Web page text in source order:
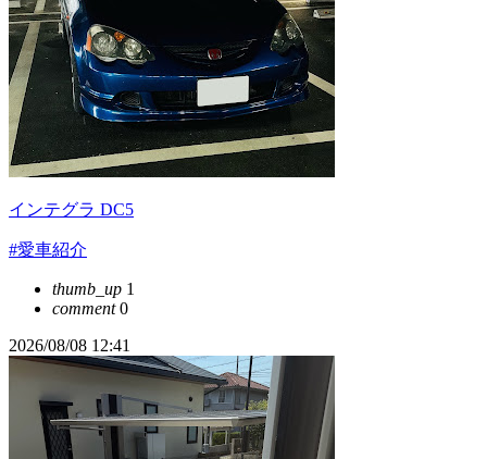
インテグラ DC5
#愛車紹介
thumb_up 1
comment0
2026/08/08 12:41